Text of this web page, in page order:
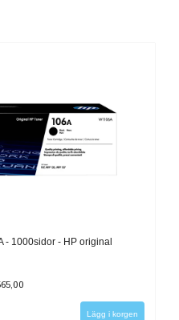
- 1000sidor - HP original